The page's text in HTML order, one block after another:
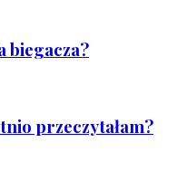
biegacza?
przeczytałam?